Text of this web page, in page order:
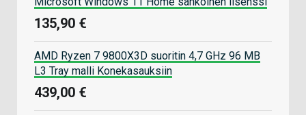
135,90 €
AMD Ryzen 7 9800X3D suoritin 4,7 GHz 96 MB
L3 Tray malli Konekasauksiin
439,00 €